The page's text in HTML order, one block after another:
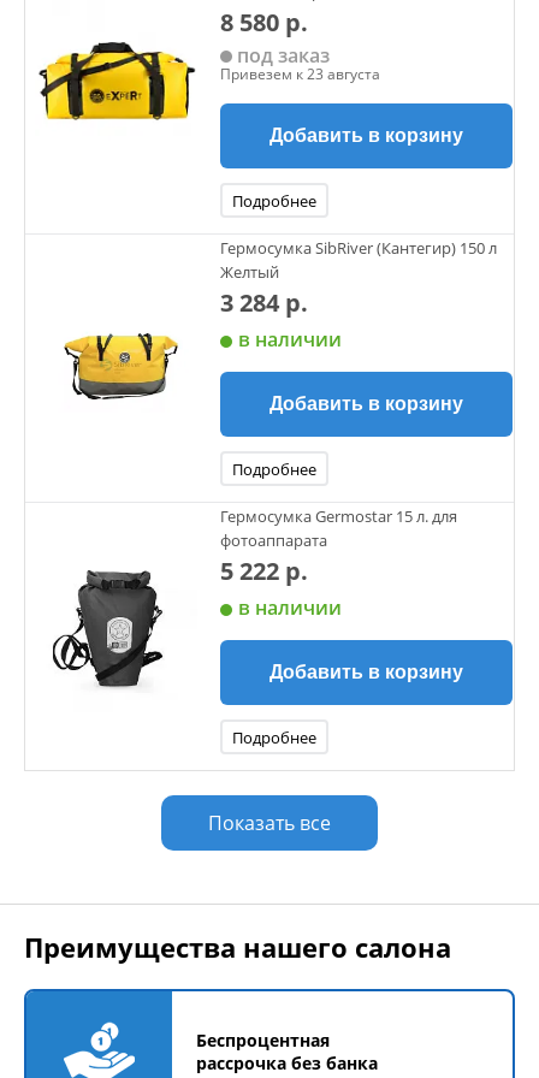
8 580 р.
под заказ
Привезем к 23 августа
Добавить в корзину
Подробнее
Гермосумка SibRiver (Кантегир) 150 л
Желтый
3 284 р.
в наличии
Добавить в корзину
Подробнее
Гермосумка Germostar 15 л. для
фотоаппарата
5 222 р.
в наличии
Добавить в корзину
Подробнее
Показать все
Преимущества нашего салона
Беспроцентная
рассрочка без банка